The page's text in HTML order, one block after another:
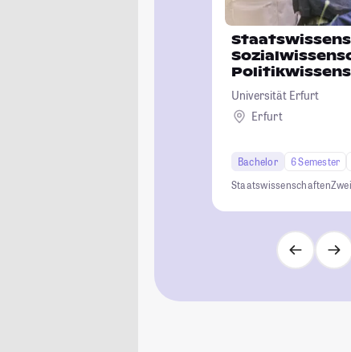
Soziologie)
Universität Erfurt
Erfurt
Bachelor 6 Semester
Staatswissenschaften